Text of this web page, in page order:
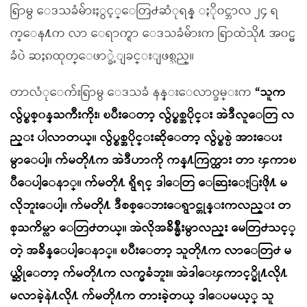
ရြာမွ ေဒသခံမ်ားႏွင့္ေတြ႕ဆံုရန္ ႏို၀င္ဘာလ ၂၄ ရ
က္ေန႔က လာ ေရာက္ရာ ေဒသခံမ်ားက ရြာထဲသို႔ အ၀င္မ
ခံပဲ ဆႏၵထုတ္ေဖာ္ခဲ့ျခင္းျဖစ္သည္။
တာလံုေက်းရြာမွ ေဒသခံ နန္းေလာ၀္ခမ္းက “သူက
လွ်ပ္စစ္၀န္ႀကီးကိုး၊ ၿပီးေတာ့ လွ်ပ္စစ္အပိုင္း အဲဒီလူေတြ လ
ည္း ပါလာတယ္။ လွ်ပ္စစ္အပိုင္းဆိုေတာ့ လွ်ပ္စစ္ပဲ အားေပး
မွာေပါ့။ က်မတို႔က အဲဒီဟာကို ကန္႔ကြက္ထား တာ ၾကာၿ
ပီေပါ့ေနာ္။ က်မတို႔ ရွိရင္ ဒါေတြ ေဆြးေႏြးဖို႔ မ
လိုဘူးေပါ့။ က်မတို႔ ဒီစစ္ေဘးေရွာင္တုန္းကလည္း တ
စ္ႀကိမ္လာ ေတြ႕တယ္။ အဲလိုအခ်ိန္မ်ိဳးမွာလည္း မေတြ႕သင့္
တဲ့ အခ်ိန္ေပါ့ေနာ္။ ၿပီးေတာ့ သူတို႔က လာေတြ႕ မ
ယ္ဆိုေတာ့ က်မတို႔က လက္မခံဘူး။ အဲဒါေၾကာင့္မို႔လို႔
မလာခဲ့နဲ႔လို႔ က်မတို႔က တားခဲ့တယ္ ဒါေပမယ့္ သူ